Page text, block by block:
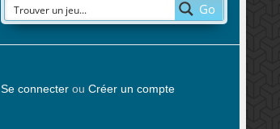
Go
Se connecterou Créer un compte